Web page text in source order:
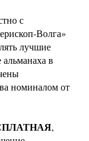
с
Волга»
лучшие
в
номиналом от
,